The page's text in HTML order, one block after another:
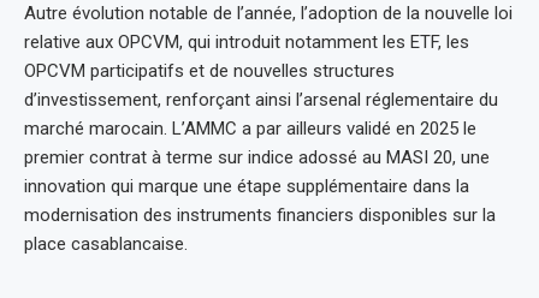
Autre évolution notable de l’année, l’adoption de la nouvelle loi
relative aux OPCVM, qui introduit notamment les ETF, les
OPCVM participatifs et de nouvelles structures
d’investissement, renforçant ainsi l’arsenal réglementaire du
marché marocain. L’AMMC a par ailleurs validé en 2025 le
premier contrat à terme sur indice adossé au MASI 20, une
innovation qui marque une étape supplémentaire dans la
modernisation des instruments financiers disponibles sur la
place casablancaise.